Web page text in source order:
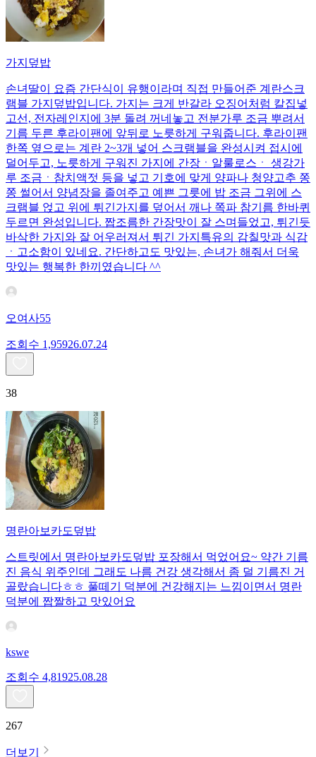
가지덮밥
손녀딸이 요즘 간단식이 유행이라며 직접 만들어준 계란스크
램블 가지덮밥입니다. 가지는 크게 반갈라 오징어처럼 칼집넣
고선, 전자레인지에 3분 돌려 꺼네놓고 전분가루 조금 뿌려서
기름 두른 후라이팬에 앞뒤로 노릇하게 구워줍니다. 후라이팬
한쪽 옆으로는 계란 2~3개 넣어 스크램블을 완성시켜 접시에
덜어두고, 노릇하게 구워진 가지에 간장ㆍ알룰로스ㆍ 생강가
루 조금ㆍ참치액젓 등을 넣고 기호에 맞게 양파나 청양고추 쫑
쫑 썰어서 양념장을 졸여주고 예쁜 그릇에 밥 조금 그위에 스
크램블 얹고 위에 튀긴가지를 덮어서 깨나 쪽파 참기름 한바퀴
두르면 완성입니다. 짭조름한 간장맛이 잘 스며들었고, 튀긴듯
바삭한 가지와 잘 어우러져서 튀긴 가지특유의 감칠맛과 식감
ㆍ고소함이 있네요. 간단하고도 맛있는, 손녀가 해줘서 더욱
맛있는 행복한 한끼였습니다 ^^
오여사55
조회수 1,95926.07.24
38
명란아보카도덮밥
스트릿에서 명란아보카도덮밥 포장해서 먹었어요~ 약간 기름
진 음식 위주인데 그래도 나름 건강 생각해서 좀 덜 기름진 거
골랐습니다ㅎㅎ 풀떼기 덕분에 건강해지는 느낌이면서 명란
덕분에 짭짤하고 맛있어요
kswe
조회수 4,81925.08.28
267
더보기